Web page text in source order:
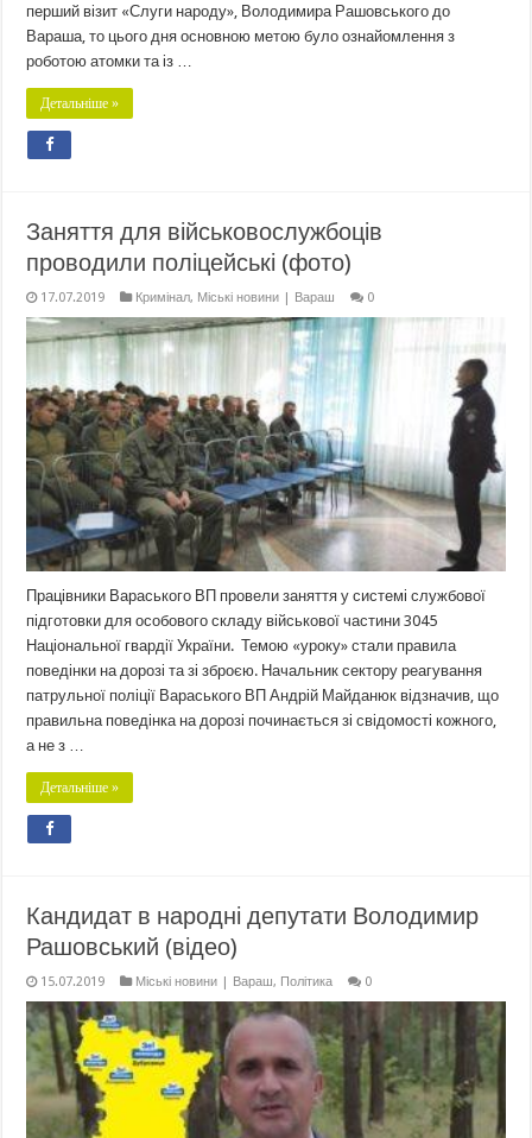
перший візит «Слуги народу», Володимира Рашовського до
Вараша, то цього дня основною метою було ознайомлення з
роботою атомки та із …
Детальніше »
Заняття для військовослужбоців
проводили поліцейські (фото)
17.07.2019 Кримінал, Міські новини | Вараш 0
Працівники Вараського ВП провели заняття у системі службової
підготовки для особового складу військової частини 3045
Національної гвардії України. Темою «уроку» стали правила
поведінки на дорозі та зі зброєю. Начальник сектору реагування
патрульної поліції Вараського ВП Андрій Майданюк відзначив, що
правильна поведінка на дорозі починається зі свідомості кожного,
а не з …
Детальніше »
Кандидат в народні депутати Володимир
Рашовський (відео)
15.07.2019 Міські новини | Вараш, Політика 0